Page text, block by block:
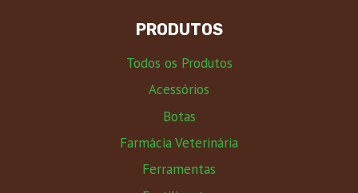
PRODUTOS
Todos os Produtos
Acessórios
Botas
Farmácia Veterinária
Ferramentas